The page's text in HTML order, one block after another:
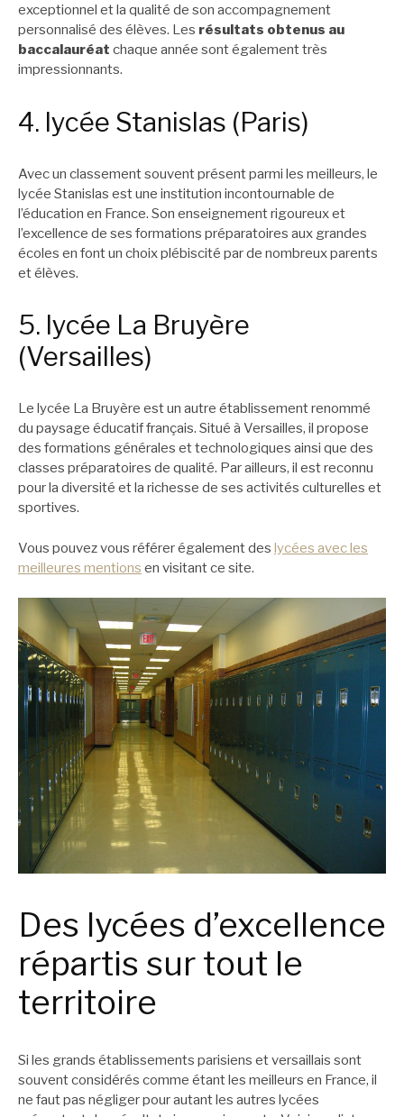
exceptionnel et la qualité de son accompagnement
personnalisé des élèves. Les résultats obtenus au
baccalauréat chaque année sont également très
impressionnants.
4. lycée Stanislas (Paris)
Avec un classement souvent présent parmi les meilleurs, le
lycée Stanislas est une institution incontournable de
l’éducation en France. Son enseignement rigoureux et
l’excellence de ses formations préparatoires aux grandes
écoles en font un choix plébiscité par de nombreux parents
et élèves.
5. lycée La Bruyère
(Versailles)
Le lycée La Bruyère est un autre établissement renommé
du paysage éducatif français. Situé à Versailles, il propose
des formations générales et technologiques ainsi que des
classes préparatoires de qualité. Par ailleurs, il est reconnu
pour la diversité et la richesse de ses activités culturelles et
sportives.
Vous pouvez vous référer également des lycées avec les
meilleures mentions en visitant ce site.
Des lycées d’excellence
répartis sur tout le
territoire
Si les grands établissements parisiens et versaillais sont
souvent considérés comme étant les meilleurs en France, il
ne faut pas négliger pour autant les autres lycées